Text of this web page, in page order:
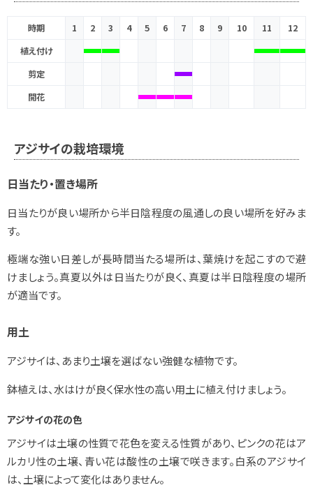
時期 1 2 3 4 5 6 7 8 9 10 11
12
植え付け
剪定
開花
アジサイの栽培環境
日当たり・置き場所
日当たりが良い場所から半日陰程度の風通しの良い場所を好みま
す。
極端な強い日差しが長時間当たる場所は、葉焼けを起こすので避
けましょう。真夏以外は日当たりが良く、真夏は半日陰程度の場所
が適当です。
用土
アジサイは、あまり土壌を選ばない強健な植物です。
鉢植えは、水はけが良く保水性の高い用土に植え付けましょう。
アジサイの花の色
アジサイは土壌の性質で花色を変える性質があり、ピンクの花はア
ルカリ性の土壌、青い花は酸性の土壌で咲きます。白系のアジサイ
は、土壌によって変化はありません。